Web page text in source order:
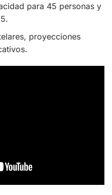
para 45 personas y
proyecciones